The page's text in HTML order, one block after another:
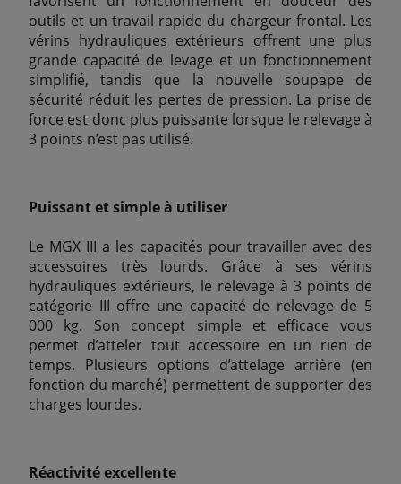
outils et un travail rapide du chargeur frontal. Les
vérins hydrauliques extérieurs offrent une plus
grande capacité de levage et un fonctionnement
simplifié, tandis que la nouvelle soupape de
sécurité réduit les pertes de pression. La prise de
force est donc plus puissante lorsque le relevage à
3 points n’est pas utilisé.
Puissant et simple à utiliser
Le MGX III a les capacités pour travailler avec des
accessoires très lourds. Grâce à ses vérins
hydrauliques extérieurs, le relevage à 3 points de
catégorie III offre une capacité de relevage de 5
000 kg. Son concept simple et efficace vous
permet d’atteler tout accessoire en un rien de
temps. Plusieurs options d’attelage arrière (en
fonction du marché) permettent de supporter des
charges lourdes.
Réactivité excellente